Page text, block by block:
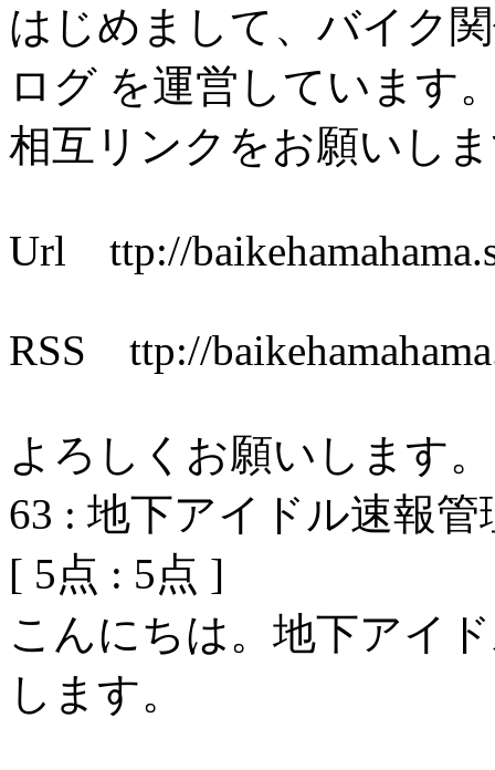
はじめまして、バイク
ログ を運営しています
相互リンクをお願いし
Url ttp://
RSS ttp://
よろしくお願いします。
63 : 地下アイドル速報管
[ 5点 : 5点 ]
こんにちは。地下アイ
します。